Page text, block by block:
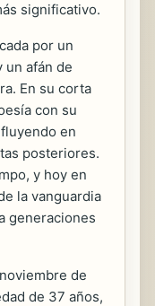
significativo.
por un
un afán de
En su corta
con su
en
posteriores.
y hoy en
la vanguardia
generaciones
de
de 37 años,